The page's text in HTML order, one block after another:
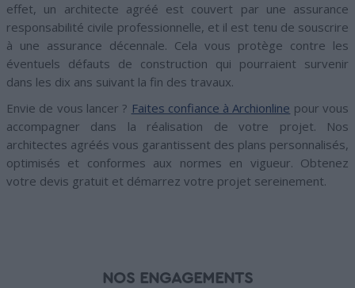
effet, un architecte agréé est couvert par une assurance
responsabilité civile professionnelle, et il est tenu de souscrire
à une assurance décennale. Cela vous protège contre les
éventuels défauts de construction qui pourraient survenir
dans les dix ans suivant la fin des travaux.
Envie de vous lancer ? Faites confiance à Archionline pour vous
accompagner dans la réalisation de votre projet. Nos
architectes agréés vous garantissent des plans personnalisés,
optimisés et conformes aux normes en vigueur. Obtenez
votre devis gratuit et démarrez votre projet sereinement.
NOS ENGAGEMENTS